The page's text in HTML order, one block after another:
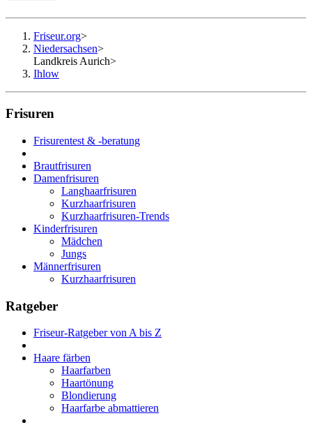
Friseur.org>
Niedersachsen>
Landkreis Aurich>
Ihlow
Frisuren
Frisurentest & -beratung
Brautfrisuren
Damenfrisuren
Langhaarfrisuren
Kurzhaarfrisuren
Kurzhaarfrisuren-Trends
Kinderfrisuren
Mädchen
Jungs
Männerfrisuren
Kurzhaarfrisuren
Ratgeber
Friseur-Ratgeber von A bis Z
Haare färben
Haarfarben
Haartönung
Blondierung
Haarfarbe abmattieren